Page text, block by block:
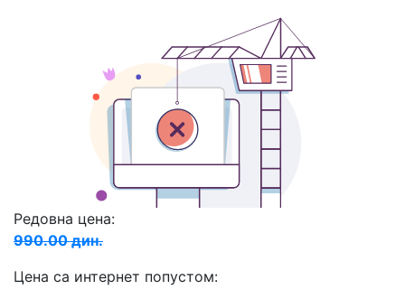
Редовна цена:
990.00 дин.
Цена са интернет попустом: